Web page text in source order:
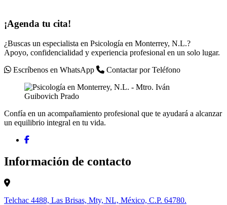
¡Agenda tu cita!
¿Buscas un especialista en Psicología en Monterrey, N.L.?
Apoyo, confidencialidad y experiencia profesional en un solo lugar.
Escríbenos en WhatsApp
Contactar por Teléfono
Confía en un acompañamiento profesional que te ayudará a alcanzar
un equilibrio integral en tu vida.
Información de contacto
Telchac 4488, Las Brisas, Mty, NL, México, C.P. 64780.